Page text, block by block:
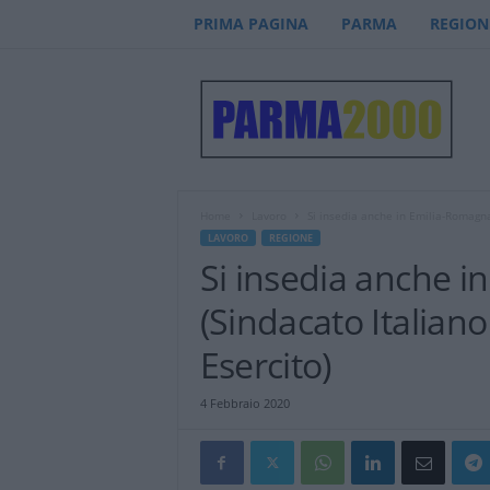
PRIMA PAGINA PARMA
LAVORO REGIONE
Si insedia anche
(Sindacato
Esercito)
4 Febbraio 2020